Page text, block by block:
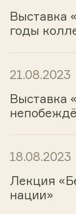
Выставка
годы
21.08.2023
Выставка
18.08.2023
Лекция
нации»